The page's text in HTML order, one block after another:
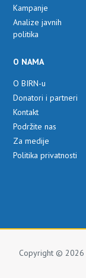
Kampanje
Analize javnih
politika
O NAMA
O BIRN-u
Donatori i partneri
Kontakt
Podržite nas
Za medije
Politika privatnosti
Copyright © 2026